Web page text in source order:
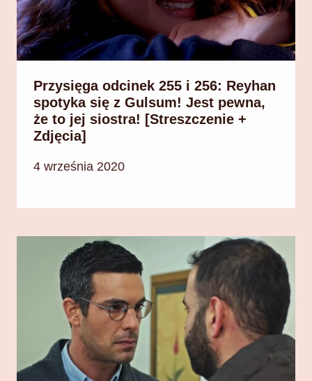
Przysięga odcinek 255 i 256: Reyhan
spotyka się z Gulsum! Jest pewna,
że to jej siostra! [Streszczenie +
Zdjęcia]
4 września 2020